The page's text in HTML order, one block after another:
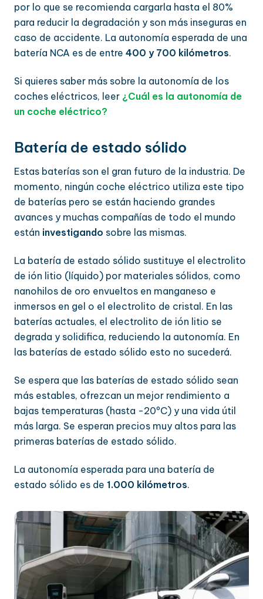
por lo que se recomienda cargarla hasta el 80%
para reducir la degradación y son más inseguras en
caso de accidente. La autonomía esperada de una
batería NCA es de entre 400 y 700 kilómetros.
Si quieres saber más sobre la autonomía de los
coches eléctricos, leer ¿Cuál es la autonomía de
un coche eléctrico?
Batería de estado sólido
Estas baterías son el gran futuro de la industria. De
momento, ningún coche eléctrico utiliza este tipo
de baterías pero se están haciendo grandes
avances y muchas compañías de todo el mundo
están investigando sobre las mismas.
La batería de estado sólido sustituye el electrolito
de ión litio (líquido) por materiales sólidos, como
nanohilos de oro envueltos en manganeso e
inmersos en gel o el electrolito de cristal. En las
baterías actuales, el electrolito de ión litio se
degrada y solidifica, reduciendo la autonomía. En
las baterías de estado sólido esto no sucederá.
Se espera que las baterías de estado sólido sean
más estables, ofrezcan un mejor rendimiento a
bajas temperaturas (hasta -20ºC) y una vida útil
más larga. Se esperan precios muy altos para las
primeras baterías de estado sólido.
La autonomía esperada para una batería de
estado sólido es de 1.000 kilómetros.